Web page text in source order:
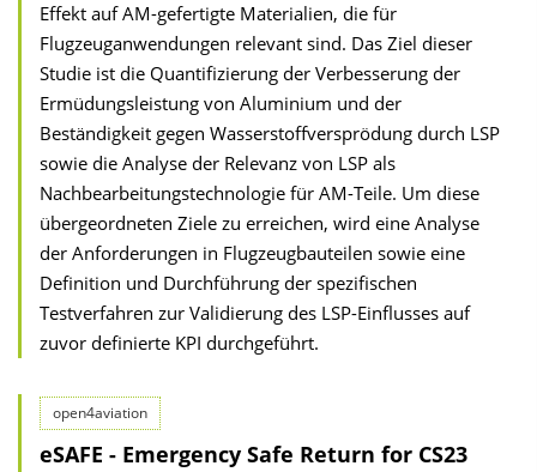
Effekt auf AM-gefertigte Materialien, die für
Flugzeuganwendungen relevant sind. Das Ziel dieser
Studie ist die Quantifizierung der Verbesserung der
Ermüdungsleistung von Aluminium und der
Beständigkeit gegen Wasserstoffversprödung durch LSP
sowie die Analyse der Relevanz von LSP als
Nachbearbeitungstechnologie für AM-Teile. Um diese
übergeordneten Ziele zu erreichen, wird eine Analyse
der Anforderungen in Flugzeugbauteilen sowie eine
Definition und Durchführung der spezifischen
Testverfahren zur Validierung des LSP-Einflusses auf
zuvor definierte KPI durchgeführt.
open4aviation
eSAFE - Emergency Safe Return for CS23